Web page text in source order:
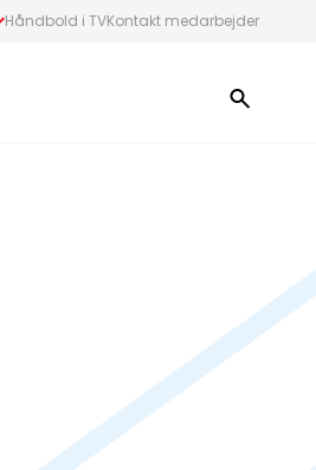
Håndbold i TVKontakt medarbejder